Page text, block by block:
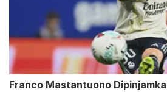
Franco Mastantuono